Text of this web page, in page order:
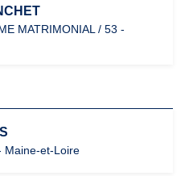
MATRIMONIAL / 53 -
Maine-et-Loire